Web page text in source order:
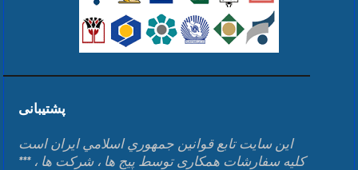
پشتیبانی
اين سايت تابع قوانين جمهوري اسلامي ايران است
*** کلیه سفارشات همکاری توسط پیج ها ، شرکت ها ،